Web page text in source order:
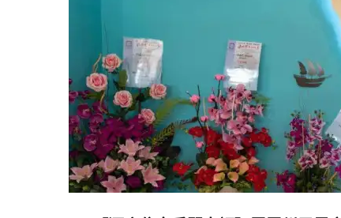
Children
車
還
車
注
意
事
項/